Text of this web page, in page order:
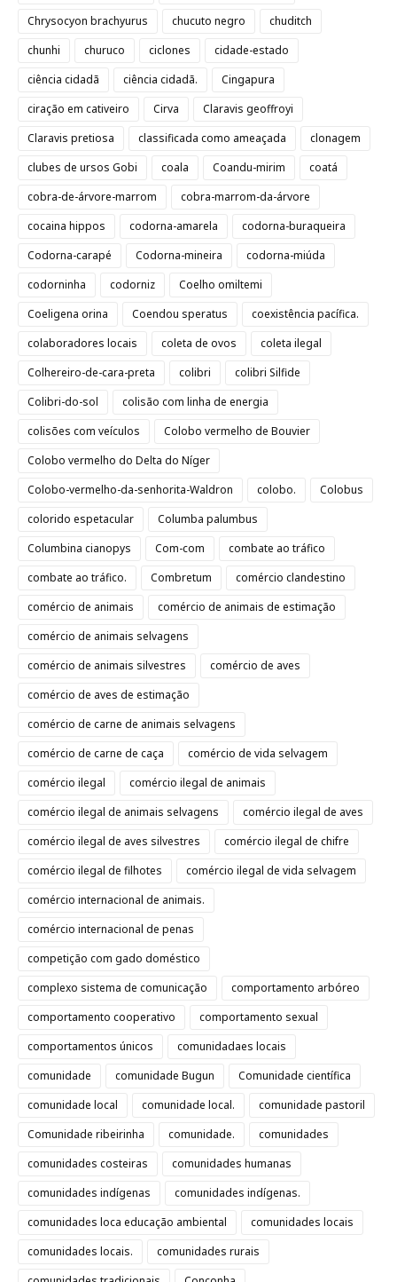
Chrysocyon brachyurus
chucuto negro
chuditch
chunhi
churuco ciclones
cidade-estado
ciência cidadã
ciência cidadã.
Cingapura
ciração em cativeiro
Cirva
Claravis geoffroyi
Claravis pretiosa
classificada como ameaçada
clonagem
clubes de ursos Gobi
coala Coandu-mirim
coatá
cobra-de-árvore-marrom
cobra-marrom-da-árvore
cocaina hippos
codorna-amarela
codorna-buraqueira
Codorna-carapé
Codorna-mineira
codorna-miúda
codorninha
codorniz
Coelho omiltemi
Coeligena orina
Coendou speratus
coexistência pacífica.
colaboradores locais
coleta de ovos
coleta ilegal
Colhereiro-de-cara-preta
colibri
colibri Silfide
Colibri-do-sol
colisão com linha de energia
colisões com veículos
Colobo vermelho de Bouvier
Colobo vermelho do Delta do Níger
Colobo-vermelho-da-senhorita-Waldron
colobo.
Colobus
colorido espetacular
Columba palumbus
Columbina cianopys
Com-com
combate ao tráfico
combate ao tráfico.
Combretum
comércio clandestino
comércio de animais
comércio de animais de estimação
comércio de animais selvagens
comércio de animais silvestres
comércio de aves
comércio de aves de estimação
comércio de carne de animais selvagens
comércio de carne de caça
comércio de vida selvagem
comércio ilegal
comércio ilegal de animais
comércio ilegal de animais selvagens
comércio ilegal de aves
comércio ilegal de aves silvestres
comércio ilegal de chifre
comércio ilegal de filhotes
comércio ilegal de vida selvagem
comércio internacional de animais.
comércio internacional de penas
competição com gado doméstico
complexo sistema de comunicação
comportamento arbóreo
comportamento cooperativo
comportamento sexual
comportamentos únicos
comunidadaes locais
comunidade
comunidade Bugun
Comunidade científica
comunidade local
comunidade local.
comunidade pastoril
Comunidade ribeirinha
comunidade.
comunidades
comunidades costeiras
comunidades humanas
comunidades indígenas
comunidades indígenas.
comunidades loca educação ambiental
comunidades locais
comunidades locais.
comunidades rurais